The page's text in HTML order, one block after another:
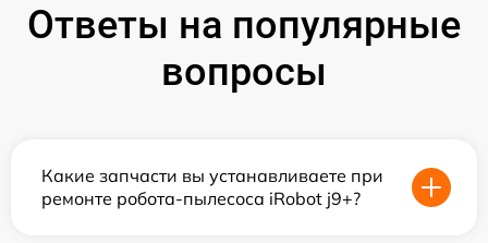
Ответы на популярные
вопросы
Какие запчасти вы устанавливаете при
ремонте робота-пылесоса iRobot j9+?